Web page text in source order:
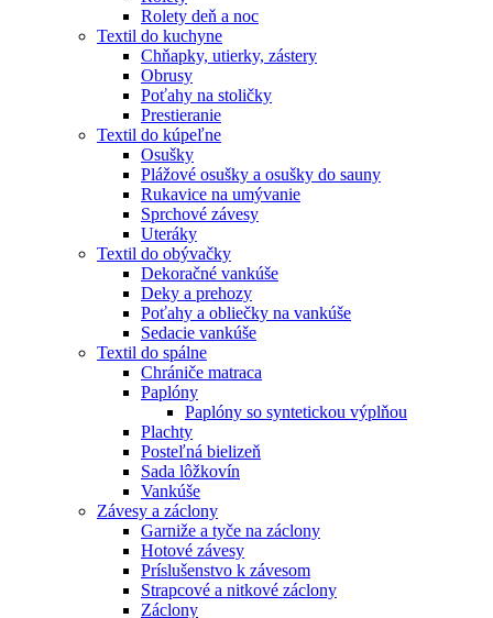
Rolety deň a noc
Textil do kuchyne
Chňapky, utierky, zástery
Obrusy
Poťahy na stoličky
Prestieranie
Textil do kúpeľne
Osušky
Plážové osušky a osušky do sauny
Rukavice na umývanie
Sprchové závesy
Uteráky
Textil do obývačky
Dekoračné vankúše
Deky a prehozy
Poťahy a obliečky na vankúše
Sedacie vankúše
Textil do spálne
Chrániče matraca
Paplóny
Paplóny so syntetickou výplňou
Plachty
Posteľná bielizeň
Sada lôžkovín
Vankúše
Závesy a záclony
Garniže a tyče na záclony
Hotové závesy
Príslušenstvo k závesom
Strapcové a nitkové záclony
Záclony